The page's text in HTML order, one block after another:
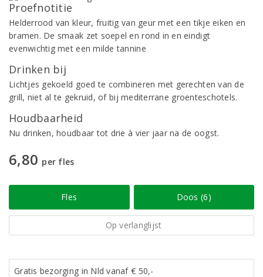
Proefnotitie
Helderrood van kleur, fruitig van geur met een tikje eiken en
bramen. De smaak zet soepel en rond in en eindigt
evenwichtig met een milde tannine
Drinken bij
Lichtjes gekoeld goed te combineren met gerechten van de
grill, niet al te gekruid, of bij mediterrane groenteschotels.
Houdbaarheid
Nu drinken, houdbaar tot drie à vier jaar na de oogst.
6,80 per fles
Fles Doos (6)
Op verlanglijst
Gratis bezorging in Nld vanaf € 50,-